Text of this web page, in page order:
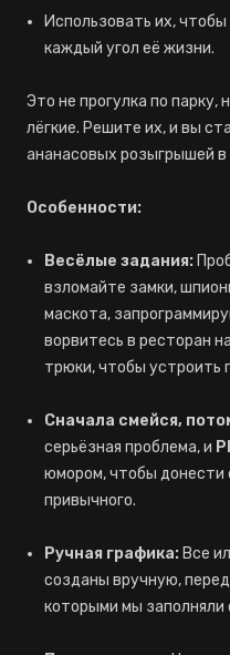
Использовать их,
каждый угол её жизни.
Это не прогулка по парку,
лёгкие. Решите их, и вы
ананасовых розыгрышей в
Особенности:
Весёлые задания:
взломайте замки,
маскота,
ворвитесь в ресторан
трюки, чтобы устроить
Сначала смейся,
серьёзная проблема, и
юмором, чтобы донести
привычного.
Ручная графика: Все
созданы вручную,
которыми мы